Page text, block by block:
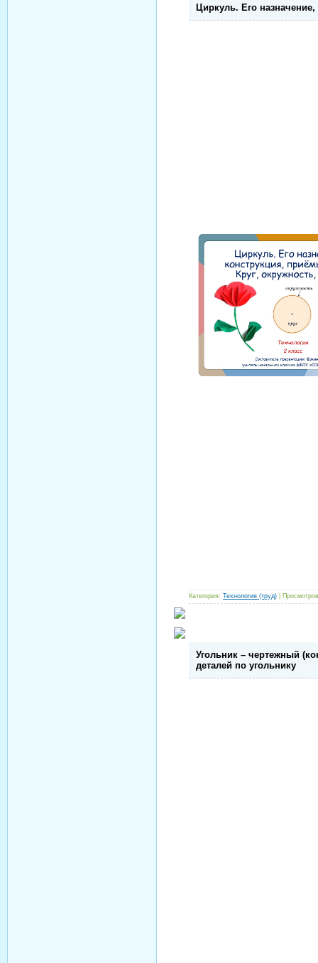
Циркуль. Его
Категория: Технология (труд) |
Угольник – чертежный
деталей по угольнику